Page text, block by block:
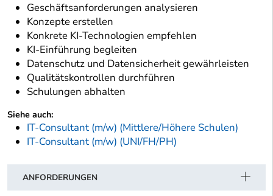
Geschäftsanforderungen analysieren
Konzepte erstellen
Konkrete KI-Technologien empfehlen
KI-Einführung begleiten
Datenschutz und Datensicherheit gewährleisten
Qualitätskontrollen durchführen
Schulungen abhalten
Siehe auch:
IT-Consultant (m/w) (Mittlere/Höhere Schulen)
IT-Consultant (m/w) (UNI/FH/PH)
ANFORDERUNGEN